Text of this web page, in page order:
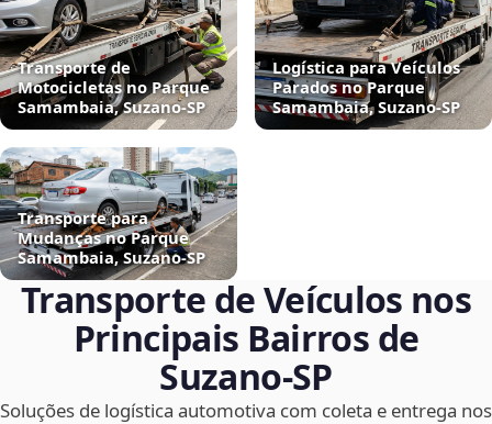
Transporte de
Motocicletas no Parque
Samambaia, Suzano‑SP
Logística para Veículos
Parados no Parque
Samambaia, Suzano‑SP
Transporte para
Mudanças no Parque
Samambaia, Suzano‑SP
Transporte de Veículos nos
Principais Bairros de
Suzano‑SP
Soluções de logística automotiva com coleta e entrega nos